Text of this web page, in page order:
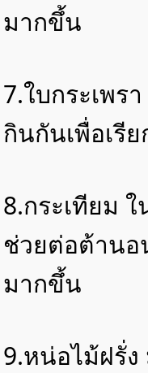
มากขึ้น
7.ใบกระเพ
กินกันเพื่อเรี
8.กระเทียม
ช่วยต่อต้าน
มากขึ้น
9.หน่อไม้ฝรั่